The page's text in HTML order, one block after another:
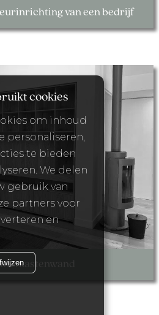
van een bedrijf
kastenwand
cookies
om inhoud
personaliseren,
te bieden
We delen
gebruik van
partners voor
en